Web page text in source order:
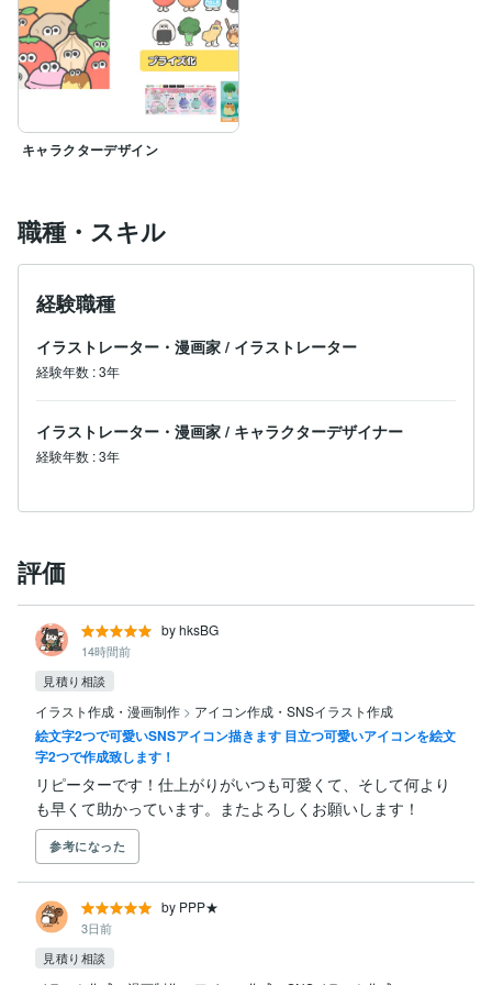
キャラクターデザイン
職種・スキル
経験職種
イラストレーター・漫画家 / イラストレーター
経験年数 :3年
イラストレーター・漫画家 / キャラクターデザイナー
経験年数 :3年
評価
by hksBG
14時間前
見積り相談
イラスト作成・漫画制作 > アイコン作成・SNSイラスト作成
絵文字2つで可愛いSNSアイコン描きます 目立つ可愛いアイコンを絵文
字2つで作成致します！
リピーターです！仕上がりがいつも可愛くて、そして何より
も早くて助かっています。またよろしくお願いします！
参考になった
by PPP★
3日前
見積り相談